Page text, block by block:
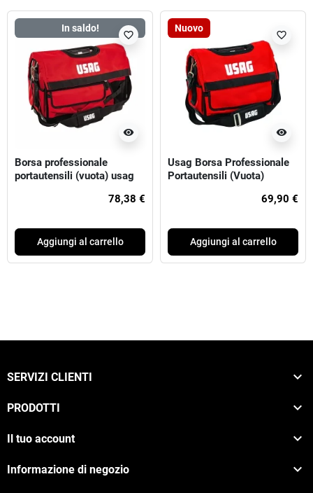
In saldo!
visibility
favorite_border
Borsa professionale
portautensili (vuota) usag
78,38 €
Aggiungi al carrello
Nuovo
visibility
favorite_border
Usag Borsa Professionale
Portautensili (Vuota)
69,90 €
Aggiungi al carrello
SERVIZI CLIENTI 
PRODOTTI 
Il tuo account 
Informazione di negozio 